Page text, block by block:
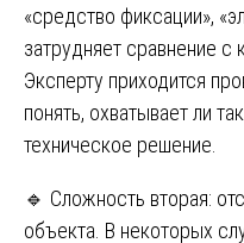
«средство фиксации»,
затрудняет сравнение с
Эксперту приходится
понять, охватывает ли
техническое решение.
🔹 Сложность вторая:
объекта. В некоторых